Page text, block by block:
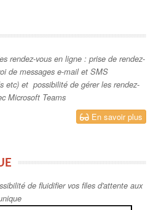
rendez-vous en ligne : prise de rendez-
de messages e-mail et SMS
etc) et possibilité de gérer les rendez-
Microsoft Teams
En savoir plus
de fluidifier vos files d'attente aux